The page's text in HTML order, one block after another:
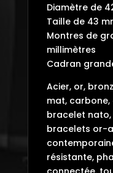
Diamètre de
Taille de 43
Montres de
millimètres
Cadran
Acier, or,
mat,
bracelet
bracelets or-
résistante,